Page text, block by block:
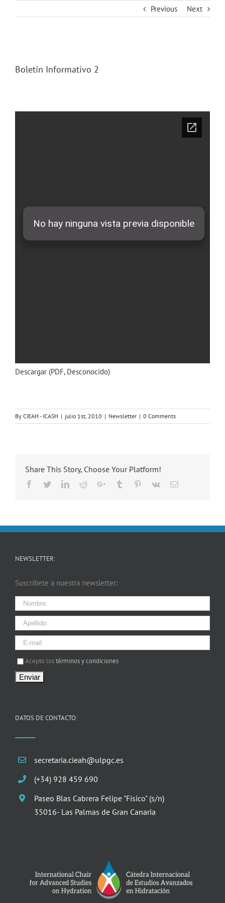
Previous Next
Image
Boletín Informativo 2
Descargar (PDF, Desconocido)
By CIEAH - ICASH | julio 1st, 2010 | Newsletter | 0 Comments
Share This Story, Choose Your Platform!
Facebook
TwitterLinkedIn
RedditGoogle+Tumblr Pinterest
Vk Email
NEWSLETTER:
Suscríbete a nuestra newsletter:
Acepto lostérminos y condiciones
DATOS DE CONTACTO:
secretaria.cieah@ulpgc.es
(+34) 928 459 690
Paseo Blas Cabrera Felipe "Físico" (s/n)
35016- Las Palmas de Gran Canaria